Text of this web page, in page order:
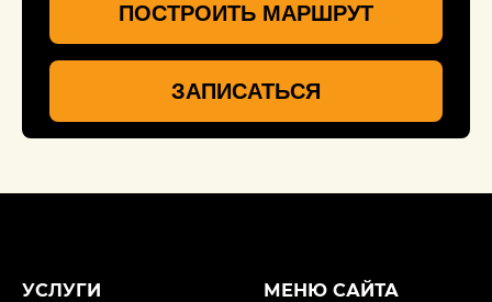
ПОСТРОИТЬ МАРШРУТ
ЗАПИСАТЬСЯ
УСЛУГИ МЕНЮ САЙТА